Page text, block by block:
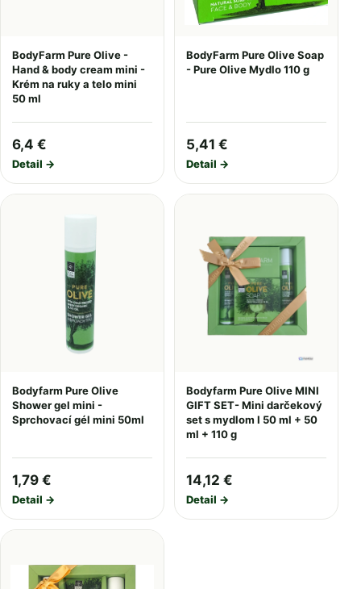
BodyFarm Pure Olive -
Hand & body cream mini -
Krém na ruky a telo mini
50 ml
6,4 €
Detail →
BodyFarm Pure Olive Soap
- Pure Olive Mydlo 110 g
5,41 €
Detail →
Bodyfarm Pure Olive
Shower gel mini -
Sprchovací gél mini 50ml
1,79 €
Detail →
Bodyfarm Pure Olive MINI
GIFT SET- Mini darčekový
set s mydlom I 50 ml + 50
ml + 110 g
14,12 €
Detail →